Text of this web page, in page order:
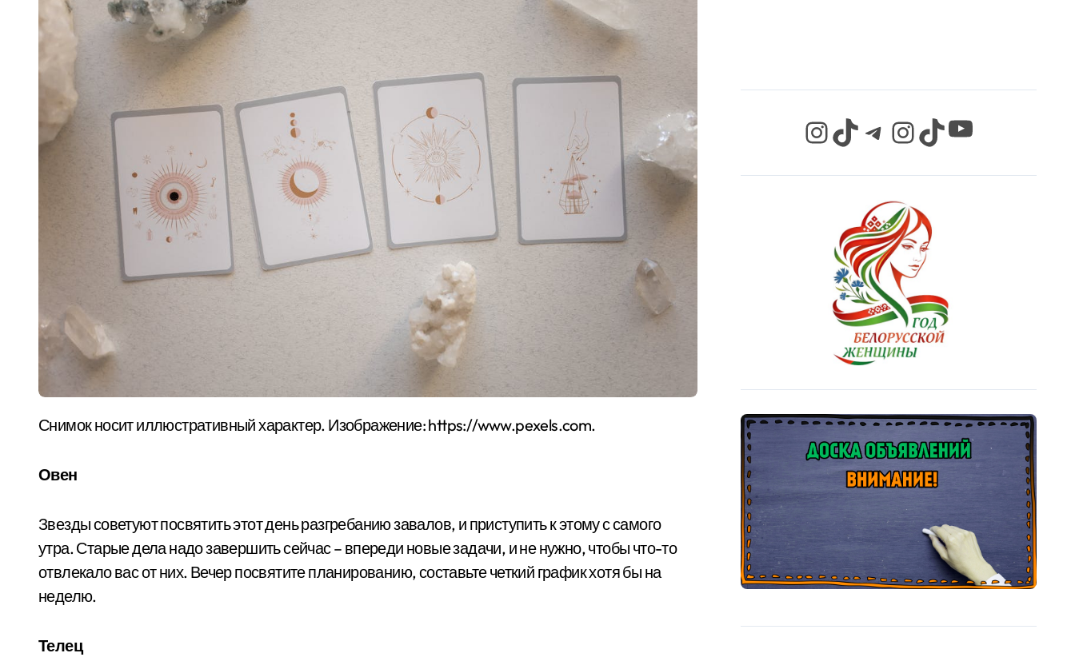
Снимок носит иллюстративный характер. Изображение: https://www.pexels.com.
Овен
Звезды советуют посвятить этот день разгребанию завалов, и приступить к этому с самого
утра. Старые дела надо завершить сейчас – впереди новые задачи, и не нужно, чтобы что-то
отвлекало вас от них. Вечер посвятите планированию, составьте четкий график хотя бы на
неделю.
Телец
InstagramTikTok Telegram InstagramTikTok YouTube